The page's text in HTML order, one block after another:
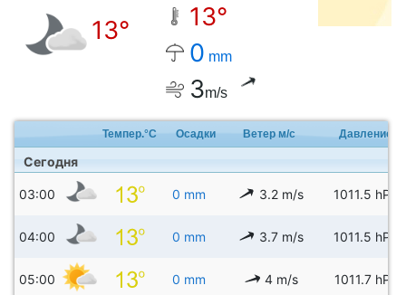
13°
13°
0 mm
3m/s
Темпер.°C Осадки Ветер м/с Давление
Сегодня
03:00 0 mm 3.2 m/s 1011.5 hPa
04:00 0 mm 3.7 m/s 1011.5 hPa
05:00 0 mm 4 m/s 1011.7 hPa